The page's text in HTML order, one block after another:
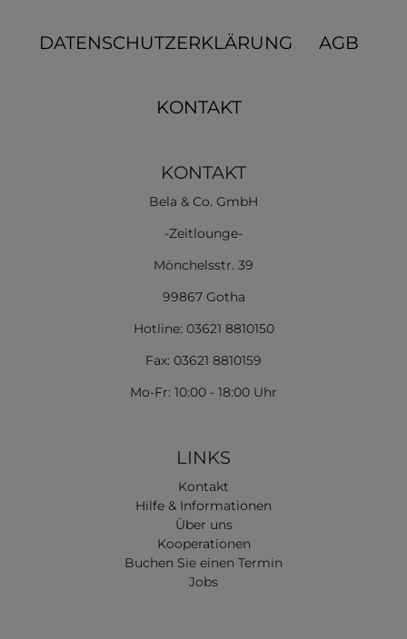
DATENSCHUTZERKLÄRUNG AGB
KONTAKT
KONTAKT
Bela & Co. GmbH
-Zeitlounge-
Mönchelsstr. 39
99867 Gotha
Hotline: 03621 8810150
Fax: 03621 8810159
Mo-Fr: 10:00 - 18:00 Uhr
LINKS
Kontakt
Hilfe & Informationen
Über uns
Kooperationen
Buchen Sie einen Termin
Jobs